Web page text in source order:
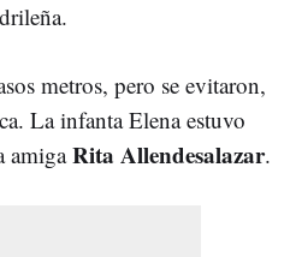
metros, pero se evitaron,
La infanta Elena estuvo
amigaRita Allendesalazar.